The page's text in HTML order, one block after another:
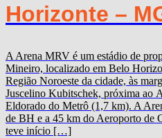
Horizonte –
A Arena MRV é um estádio de
Mineiro, localizado em Belo
Região Noroeste da cidade, às
Juscelino Kubitschek, próxima ao
Eldorado do Metrô (1,7 km). A
de BH e a 45 km do Aeroporto de
teve início […]